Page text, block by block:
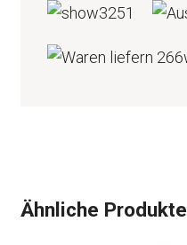
Ähnliche Produkte